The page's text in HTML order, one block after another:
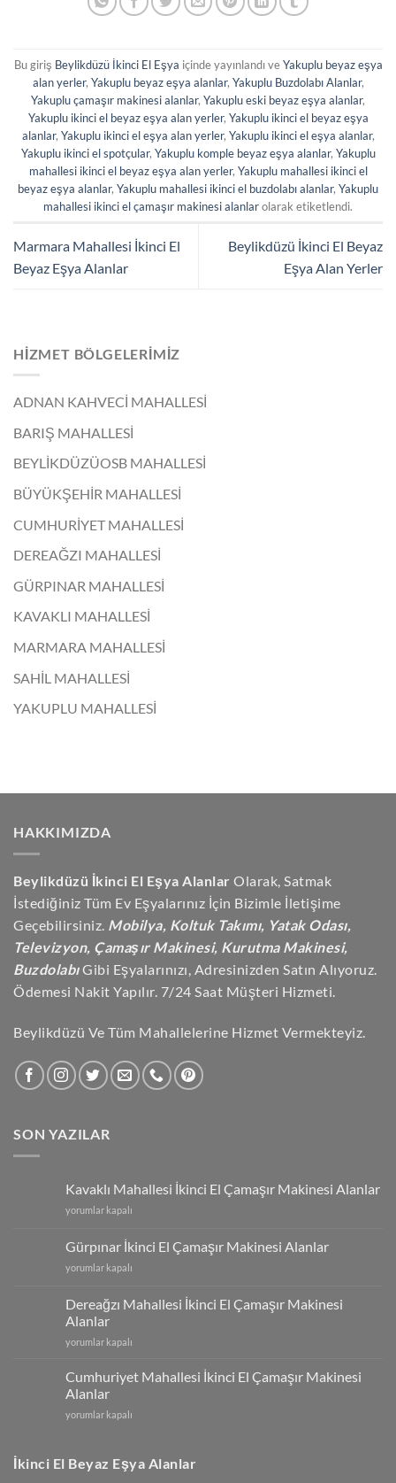
Bu giriş Beylikdüzü İkinci El Eşya içinde yayınlandı veYakuplu beyaz eşya
alan yerler, Yakuplu beyaz eşya alanlar, Yakuplu Buzdolabı Alanlar,
Yakuplu çamaşır makinesi alanlar, Yakuplu eski beyaz eşya alanlar,
Yakuplu ikinci el beyaz eşya alan yerler, Yakuplu ikinci el beyaz eşya
alanlar, Yakuplu ikinci el eşya alan yerler, Yakuplu ikinci el eşya alanlar,
Yakuplu ikinci el spotçular, Yakuplu komple beyaz eşya alanlar, Yakuplu
mahallesi ikinci el beyaz eşya alan yerler, Yakuplu mahallesi ikinci el
beyaz eşya alanlar, Yakuplu mahallesi ikinci el buzdolabı alanlar, Yakuplu
mahallesi ikinci el çamaşır makinesi alanlarolarak etiketlendi.
Marmara Mahallesi İkinci El
Beyaz Eşya Alanlar
Beylikdüzü İkinci El Beyaz
Eşya Alan Yerler
HIZMET BÖLGELERIMIZ
ADNAN KAHVECİ MAHALLESİ
BARIŞ MAHALLESİ
BEYLİKDÜZÜOSB MAHALLESİ
BÜYÜKŞEHİR MAHALLESİ
CUMHURİYET MAHALLESİ
DEREAĞZI MAHALLESİ
GÜRPINAR MAHALLESİ
KAVAKLI MAHALLESİ
MARMARA MAHALLESİ
SAHİL MAHALLESİ
YAKUPLU MAHALLESİ
HAKKIMIZDA
Beylikdüzü İkinci El Eşya Alanlar Olarak, Satmak
İstediğiniz Tüm Ev Eşyalarınız İçin Bizimle İletişime
Geçebilirsiniz. Mobilya, Koltuk Takımı, Yatak Odası,
Televizyon, Çamaşır Makinesi, Kurutma Makinesi,
BuzdolabıGibi Eşyalarınızı, Adresinizden Satın Alıyoruz.
Ödemesi Nakit Yapılır. 7/24 Saat Müşteri Hizmeti.
Beylikdüzü Ve Tüm Mahallelerine Hizmet Vermekteyiz.
SON YAZILAR
Kavaklı Mahallesi İkinci El Çamaşır Makinesi Alanlar
Kavaklı
El
Çamaşır
Alanlar
için
yorumlar kapalı
Gürpınar İkinci El Çamaşır Makinesi Alanlar
Gürpınar
Çamaşır
Makinesi
Alanlar
yorumlar kapalı
Dereağzı Mahallesi İkinci El Çamaşır Makinesi
Alanlar
Dereağzı
İkinci
El
Çamaşır
Makinesi
yorumlar kapalı
Cumhuriyet Mahallesi İkinci El Çamaşır Makinesi
Alanlar
Cumhuriyet
El
Çamaşır
yorumlar kapalı
İkinci El Beyaz Eşya Alanlar